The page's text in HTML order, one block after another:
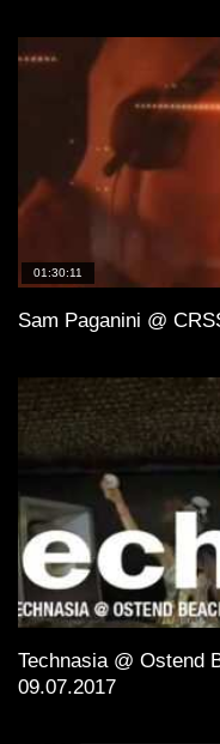
01:30:11
Sam Paganini @
Technasia @ Ostend
09.07.2017